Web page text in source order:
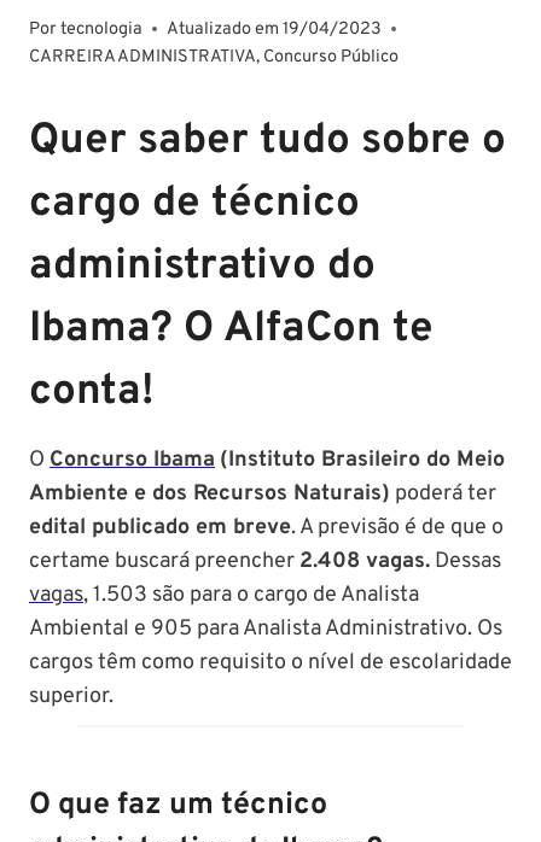
Portecnologia Atualizado em 19/04/2023
CARREIRA ADMINISTRATIVA, Concurso Público
Quer saber tudo sobre o
cargo de técnico
administrativo do
Ibama? O AlfaCon te
conta!
O Concurso Ibama (Instituto Brasileiro do Meio
Ambiente e dos Recursos Naturais) poderá ter
edital publicado em breve. A previsão é de que o
certame buscará preencher 2.408 vagas. Dessas
vagas, 1.503 são para o cargo de Analista
Ambiental e 905 para Analista Administrativo. Os
cargos têm como requisito o nível de escolaridade
superior.
O que faz um técnico